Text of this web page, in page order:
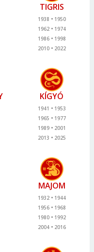
TIGRIS
1938
1950
1962
1974
1986
1998
2010
2022
KÍGYÓ
1941
1953
1965
1977
1989
2001
2013
2025
MAJOM
1932
1944
1956
1968
1980
1992
2004
2016